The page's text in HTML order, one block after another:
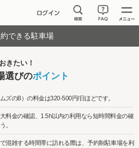
できる駐車場
きたい！
選びのポイント
ズのB）の料金は320-500円/日ほどです。
料金の確認、1.5h以内の利用なら短時間料金の確
。
混雑する時間帯に訪れる際は、予約制駐車場を利